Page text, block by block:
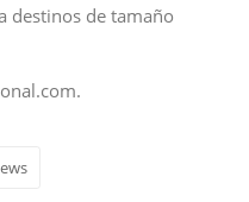
destinos de tamaño